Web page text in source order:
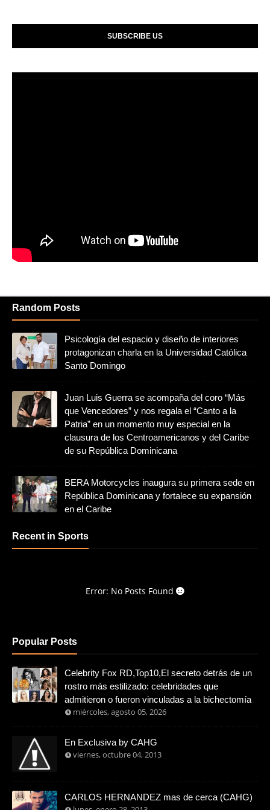
SUBSCRIBE US
Random Posts
Psicología del espacio y diseño de interiores
protagonizan charla en la Universidad Católica
Santo Domingo
Juan Luis Guerra se acompaña del coro “Más
que Vencedores” y nos regala el “Canto a la
Patria” en un momento muy especial en la
clausura de los Centroamericanos y del Caribe
de su República Dominicana
BERA Motorcycles inaugura su primera sede en
República Dominicana y fortalece su expansión
en el Caribe
Recent in Sports
Error: No Posts Found
Popular Posts
Celebrity Fox RD,Top10,El secreto detrás de un
rostro más estilizado: celebridades que
admitieron o fueron vinculadas a la bichectomía
miércoles, agosto 05, 2026
En Exclusiva by CAHG
viernes, octubre 04, 2013
CARLOS HERNANDEZ mas de cerca (CAHG)